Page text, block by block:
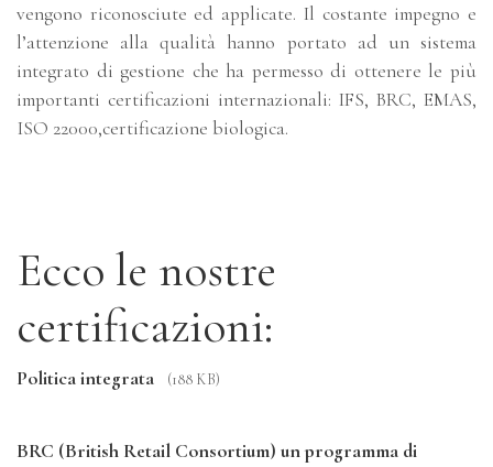
vengono riconosciute ed applicate. Il costante impegno e
l’attenzione alla qualità hanno portato ad un sistema
integrato di gestione che ha permesso di ottenere le più
importanti certificazioni internazionali: IFS, BRC, EMAS,
ISO 22000,certificazione biologica.
Ecco le nostre
certificazioni:
Politica integrata (188 KB)
BRC (British Retail Consortium) un programma di